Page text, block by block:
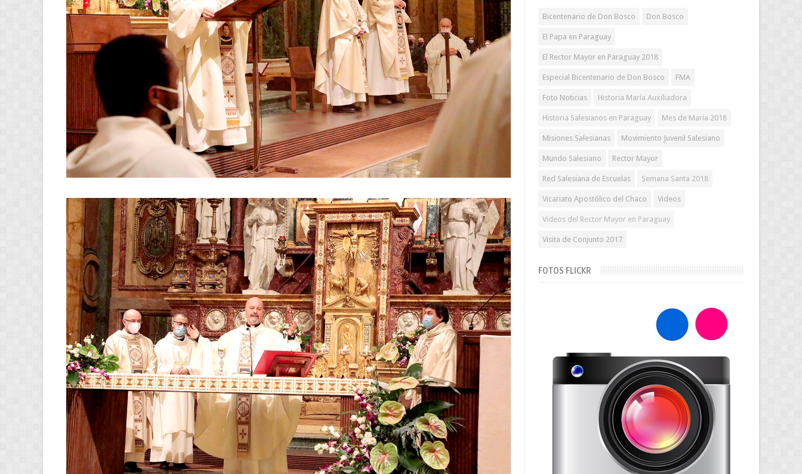
Bicentenario de Don Bosco Don Bosco
El Papa en Paraguay
El Rector Mayor en Paraguay 2018
Especial Bicentenario de Don Bosco FMA
Foto Noticias Historia María Auxiliadora
Historia Salesianos en Paraguay Mes de María 2018
Misiones Salesianas Movimiento Juvenil Salesiano
Mundo Salesiano Rector Mayor
Red Salesiana de Escuelas Semana Santa 2018
Vicariato Apostólico del Chaco Videos
Videos del Rector Mayor en Paraguay
Visita de Conjunto 2017
FOTOS FLICKR